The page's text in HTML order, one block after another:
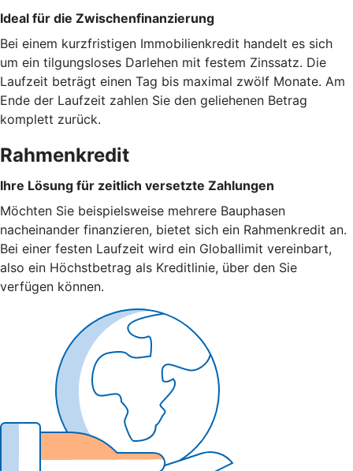
Ideal für die Zwischenfinanzierung
Bei einem kurzfristigen Immobilienkredit handelt es sich
um ein tilgungsloses Darlehen mit festem Zinssatz. Die
Laufzeit beträgt einen Tag bis maximal zwölf Monate. Am
Ende der Laufzeit zahlen Sie den geliehenen Betrag
komplett zurück.
Rahmenkredit
Ihre Lösung für zeitlich versetzte Zahlungen
Möchten Sie beispielsweise mehrere Bauphasen
nacheinander finanzieren, bietet sich ein Rahmenkredit an.
Bei einer festen Laufzeit wird ein Globallimit vereinbart,
also ein Höchstbetrag als Kreditlinie, über den Sie
verfügen können.